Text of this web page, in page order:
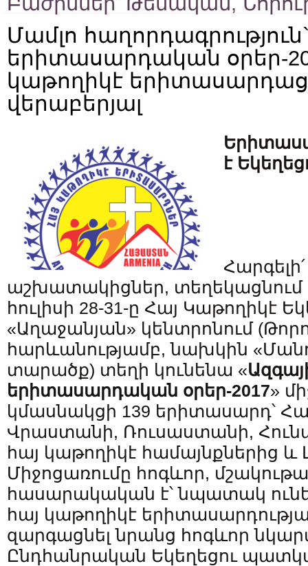
Մամլո
երիտասարդական օրեր-
կաթողիկէ
վերաբերյալ
է
աշխատակիցներ, տեղեկացնում
հուլիսի 28-31-ը Հայ Կաթողիկէ
«Աղաջանյան» կենտրոնում
հարևանությամբ, նախկին
տարածք) տեղի կունենա «
երիտասարդական օրեր-2017»
կմասնակցի 139 երիտասարդ՝
Վրաստանի, Ռուսաստանի,
հայ կաթողիկէ համայնքներից
Միջոցառումը հոգևոր,
հասարակական է՝ նպատակ
հայ կաթողիկէ
զարգացնել նրանց հոգևոր
Ընդհանրական Եկեղեցու